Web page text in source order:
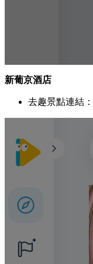
新葡京酒店
去趣景點連結：